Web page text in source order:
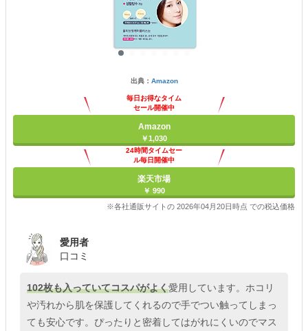
出典： Amazon
毎日お得なタイム
セール開催中
Amazon
￥1,030
24時間タイムセー
ル毎日開催中
楽天市場
￥ 990
※各社通販サイトの 2026年04月20日時点 での税込価格
愛用者
口コミ
102枚も入っていてコスパがよく愛用しています。ホコリ
や汚れから肌を保護してくれるので手でつい触ってしまっ
ても安心です。ぴったりと密着してはがれにくいのでマス